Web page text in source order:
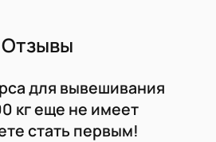
Отзывы
для вывешивания
кг еще не имеет
стать первым!